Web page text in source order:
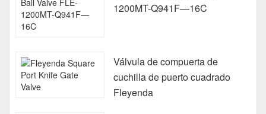
1200MT-Q941F—16C
Válvula de compuerta de
cuchilla de puerto cuadrado
Fleyenda